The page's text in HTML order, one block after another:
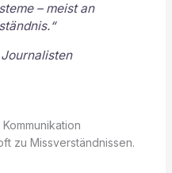
– meist an
zu Missverständnissen.